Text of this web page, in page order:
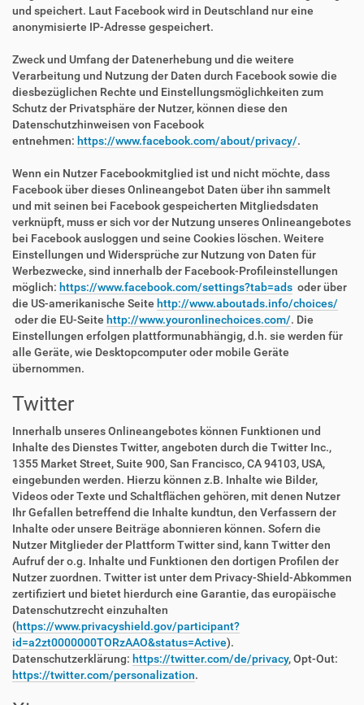
und speichert. Laut Facebook wird in Deutschland nur eine
anonymisierte IP-Adresse gespeichert.
Zweck und Umfang der Datenerhebung und die weitere
Verarbeitung und Nutzung der Daten durch Facebook sowie die
diesbezüglichen Rechte und Einstellungsmöglichkeiten zum
Schutz der Privatsphäre der Nutzer, können diese den
Datenschutzhinweisen von Facebook
entnehmen: https://www.facebook.com/about/privacy/.
Wenn ein Nutzer Facebookmitglied ist und nicht möchte, dass
Facebook über dieses Onlineangebot Daten über ihn sammelt
und mit seinen bei Facebook gespeicherten Mitgliedsdaten
verknüpft, muss er sich vor der Nutzung unseres Onlineangebotes
bei Facebook ausloggen und seine Cookies löschen. Weitere
Einstellungen und Widersprüche zur Nutzung von Daten für
Werbezwecke, sind innerhalb der Facebook-Profileinstellungen
möglich: https://www.facebook.com/settings?tab=ads oder über
die US-amerikanische Seite http://www.aboutads.info/choices/
oder die EU-Seite http://www.youronlinechoices.com/. Die
Einstellungen erfolgen plattformunabhängig, d.h. sie werden für
alle Geräte, wie Desktopcomputer oder mobile Geräte
übernommen.
Twitter
Innerhalb unseres Onlineangebotes können Funktionen und
Inhalte des Dienstes Twitter, angeboten durch die Twitter Inc.,
1355 Market Street, Suite 900, San Francisco, CA 94103, USA,
eingebunden werden. Hierzu können z.B. Inhalte wie Bilder,
Videos oder Texte und Schaltflächen gehören, mit denen Nutzer
Ihr Gefallen betreffend die Inhalte kundtun, den Verfassern der
Inhalte oder unsere Beiträge abonnieren können. Sofern die
Nutzer Mitglieder der Plattform Twitter sind, kann Twitter den
Aufruf der o.g. Inhalte und Funktionen den dortigen Profilen der
Nutzer zuordnen. Twitter ist unter dem Privacy-Shield-Abkommen
zertifiziert und bietet hierdurch eine Garantie, das europäische
Datenschutzrecht einzuhalten
(https://www.privacyshield.gov/participant?
id=a2zt0000000TORzAAO&status=Active).
Datenschutzerklärung: https://twitter.com/de/privacy, Opt-Out:
https://twitter.com/personalization.